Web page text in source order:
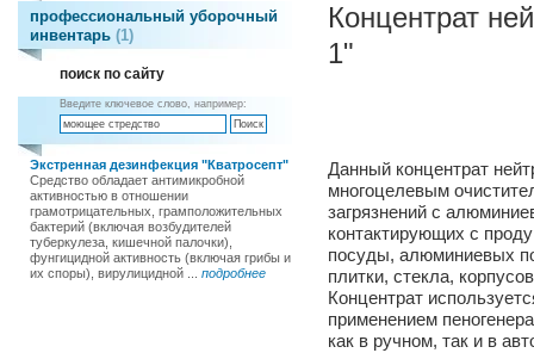
профессиональный уборочный
инвентарь 1
поиск по сайту
Введите ключевое слово, например:
Экстренная дезинфекция "Кватросепт"
Средство обладает антимикробной
активностью в отношении
грамотрицательных, грамположительных
бактерий (включая возбудителей
туберкулеза, кишечной палочки),
фунгицидной активность (включая грибы и
их споры), вирулицидной ... подробнее
Концентрат
1"
Данный концентрат
многоцелевым
загрязнений с
контактирующих с
посуды, алюминиевых
плитки, стекла,
Концентрат
применением
как в ручном, так и в